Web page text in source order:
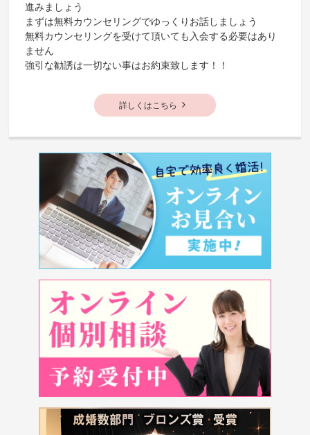
進みましょう
まずは無料カウンセリングでゆっくりお話しましょう
無料カウンセリングを受けて頂いても入会する必要はあり
ません
強引な勧誘は一切ない事はお約束致します！！
詳しくはこちら